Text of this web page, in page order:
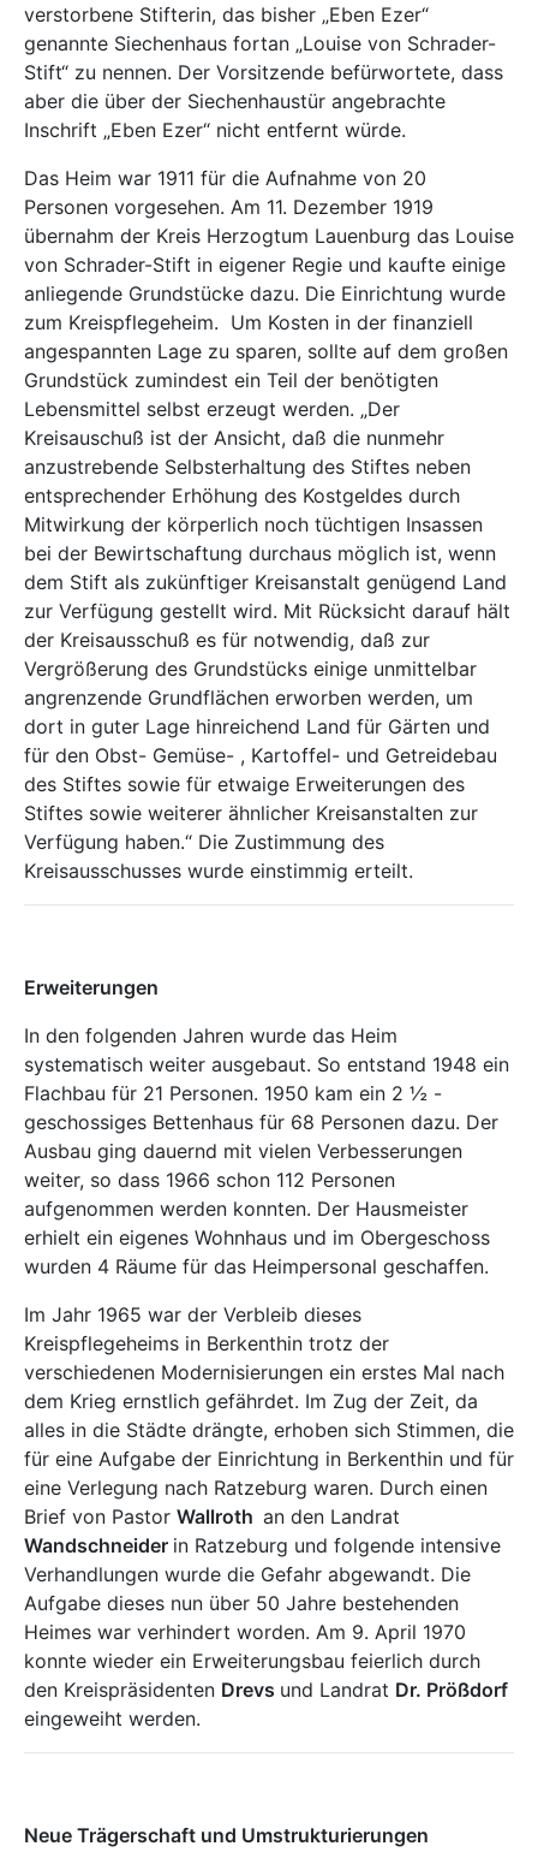
verstorbene Stifterin, das bisher „Eben Ezer“
genannte Siechenhaus fortan „Louise von Schrader-
Stift“ zu nennen. Der Vorsitzende befürwortete, dass
aber die über der Siechenhaustür angebrachte
Inschrift „Eben Ezer“ nicht entfernt würde.
Das Heim war 1911 für die Aufnahme von 20
Personen vorgesehen. Am 11. Dezember 1919
übernahm der Kreis Herzogtum Lauenburg das Louise
von Schrader-Stift in eigener Regie und kaufte einige
anliegende Grundstücke dazu. Die Einrichtung wurde
zum Kreispflegeheim. Um Kosten in der finanziell
angespannten Lage zu sparen, sollte auf dem großen
Grundstück zumindest ein Teil der benötigten
Lebensmittel selbst erzeugt werden. „Der
Kreisauschuß ist der Ansicht, daß die nunmehr
anzustrebende Selbsterhaltung des Stiftes neben
entsprechender Erhöhung des Kostgeldes durch
Mitwirkung der körperlich noch tüchtigen Insassen
bei der Bewirtschaftung durchaus möglich ist, wenn
dem Stift als zukünftiger Kreisanstalt genügend Land
zur Verfügung gestellt wird. Mit Rücksicht darauf hält
der Kreisausschuß es für notwendig, daß zur
Vergrößerung des Grundstücks einige unmittelbar
angrenzende Grundflächen erworben werden, um
dort in guter Lage hinreichend Land für Gärten und
für den Obst- Gemüse- , Kartoffel- und Getreidebau
des Stiftes sowie für etwaige Erweiterungen des
Stiftes sowie weiterer ähnlicher Kreisanstalten zur
Verfügung haben.“ Die Zustimmung des
Kreisausschusses wurde einstimmig erteilt.
Erweiterungen
In den folgenden Jahren wurde das Heim
systematisch weiter ausgebaut. So entstand 1948 ein
Flachbau für 21 Personen. 1950 kam ein 2 ½ -
geschossiges Bettenhaus für 68 Personen dazu. Der
Ausbau ging dauernd mit vielen Verbesserungen
weiter, so dass 1966 schon 112 Personen
aufgenommen werden konnten. Der Hausmeister
erhielt ein eigenes Wohnhaus und im Obergeschoss
wurden 4 Räume für das Heimpersonal geschaffen.
Im Jahr 1965 war der Verbleib dieses
Kreispflegeheims in Berkenthin trotz der
verschiedenen Modernisierungen ein erstes Mal nach
dem Krieg ernstlich gefährdet. Im Zug der Zeit, da
alles in die Städte drängte, erhoben sich Stimmen, die
für eine Aufgabe der Einrichtung in Berkenthin und für
eine Verlegung nach Ratzeburg waren. Durch einen
Brief von Pastor Wallroth an den Landrat
Wandschneider in Ratzeburg und folgende intensive
Verhandlungen wurde die Gefahr abgewandt. Die
Aufgabe dieses nun über 50 Jahre bestehenden
Heimes war verhindert worden. Am 9. April 1970
konnte wieder ein Erweiterungsbau feierlich durch
den Kreispräsidenten Drevs und Landrat Dr. Prößdorf
eingeweiht werden.
Neue Trägerschaft und Umstrukturierungen